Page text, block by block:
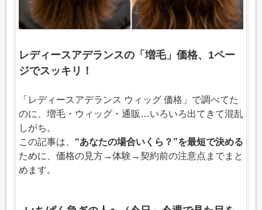
レディースアデランスの「増毛」価格、1ペー
ジでスッキリ！
「レディースアデランス ウィッグ 価格」で調べてた
のに、増毛・ウィッグ・通販…いろいろ出てきて混乱
しがち。
この記事は、 “あなたの場合いくら？”を最短で決める
ために、価格の見方→体験→契約前の注意点までまと
めます。